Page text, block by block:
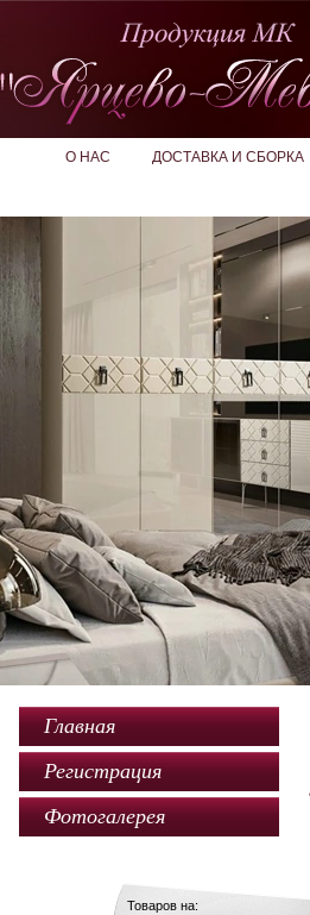
О НАС ДОСТАВКА И СБОРКА
Главная
Регистрация
Фотогалерея
Товаров на: